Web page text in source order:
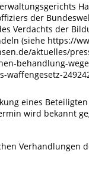
der
Verdachts der
(siehe https://
aktuelles/
behandlung-
waffengesetz-
eines
wird bekannt
Verhandlungen